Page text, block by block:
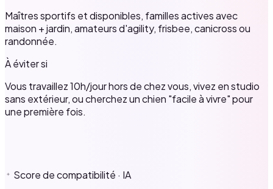
Maîtres sportifs et disponibles, familles actives avec
maison + jardin, amateurs d'agility, frisbee, canicross ou
randonnée.
À éviter si
Vous travaillez 10h/jour hors de chez vous, vivez en studio
sans extérieur, ou cherchez un chien "facile à vivre" pour
une première fois.
Score de compatibilité · IA